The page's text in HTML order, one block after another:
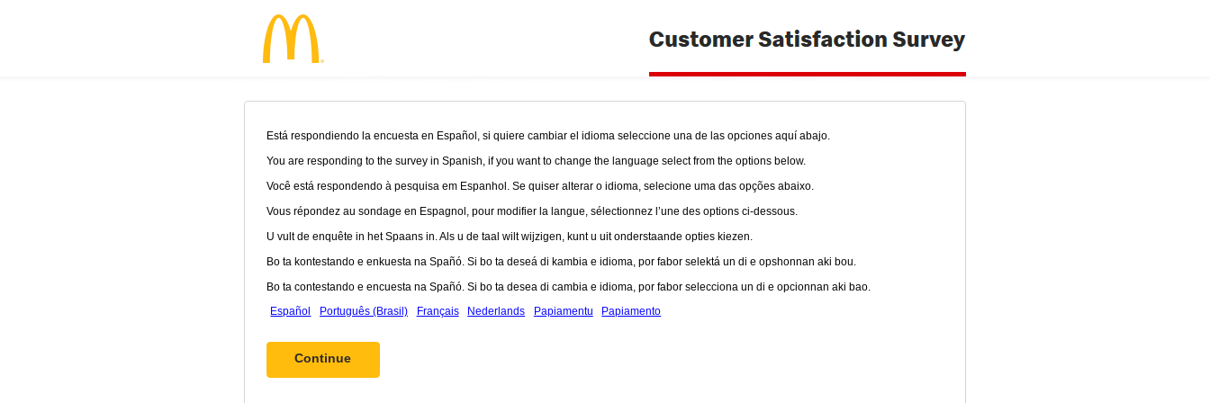
Está respondiendo la encuesta en Español, si quiere cambiar el idioma seleccione una de las opciones aquí abajo.
You are responding to the survey in Spanish, if you want to change the language select from the options below.
Você está respondendo à pesquisa em Espanhol. Se quiser alterar o idioma, selecione uma das opções abaixo.
Vous répondez au sondage en Espagnol, pour modifier la langue, sélectionnez l’une des options ci-dessous.
U vult de enquête in het Spaans in. Als u de taal wilt wijzigen, kunt u uit onderstaande opties kiezen.
Bo ta kontestando e enkuesta na Spañó. Si bo ta deseá di kambia e idioma, por fabor selektá un di e opshonnan aki bou.
Bo ta contestando e encuesta na Spañó. Si bo ta desea di cambia e idioma, por fabor selecciona un di e opcionnan aki bao.
Español
Português (Brasil) Français Nederlands Papiamentu Papiamento